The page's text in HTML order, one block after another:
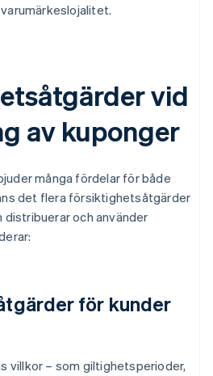
vid
av kuponger
många fördelar för både
det flera försiktighetsåtgärder
distribuerar och använder
för kunder
villkor – som giltighetsperioder,